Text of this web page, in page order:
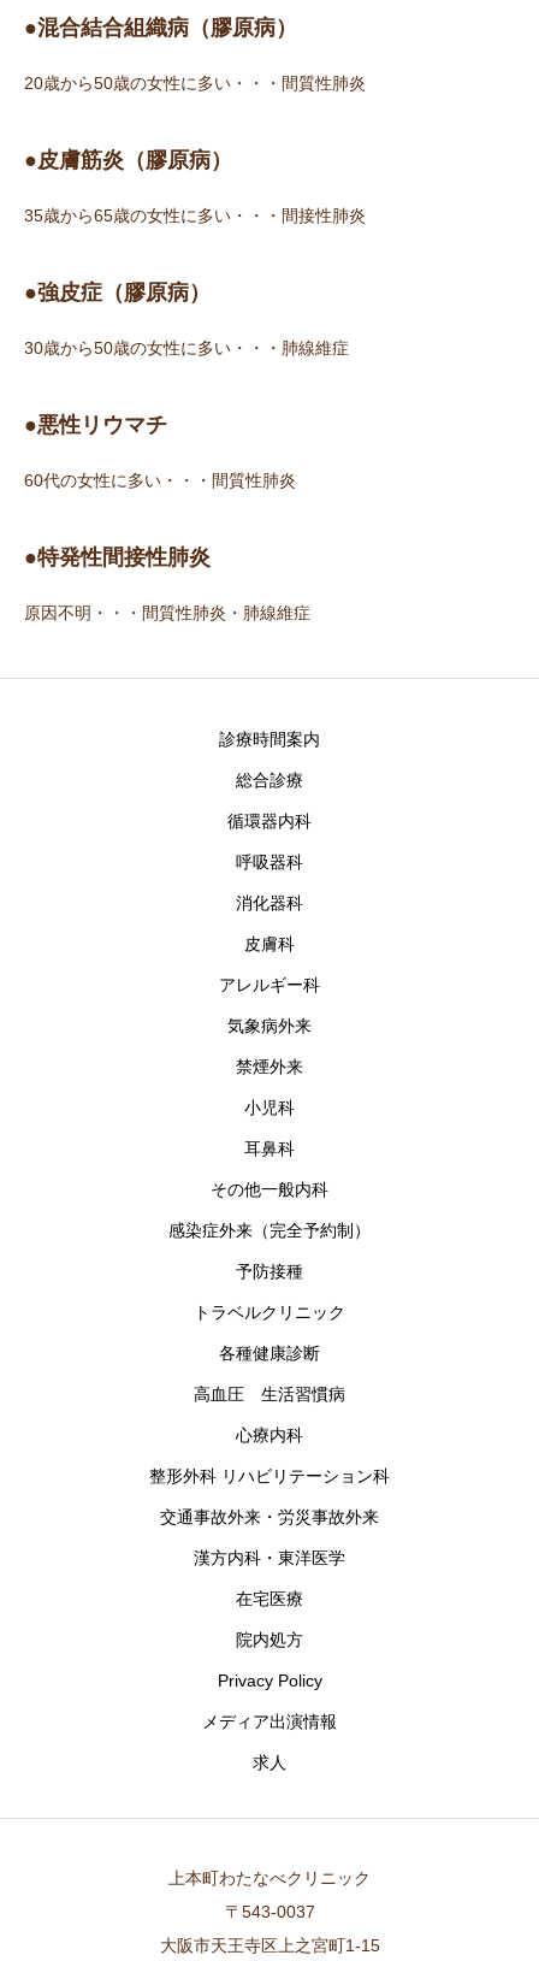
●混合結合組織病（膠原病）
20歳から50歳の女性に多い・・・間質性肺炎
●皮膚筋炎（膠原病）
35歳から65歳の女性に多い・・・間接性肺炎
●強皮症（膠原病）
30歳から50歳の女性に多い・・・肺線維症
●悪性リウマチ
60代の女性に多い・・・間質性肺炎
●特発性間接性肺炎
原因不明・・・間質性肺炎・肺線維症
診療時間案内
総合診療
循環器内科
呼吸器科
消化器科
皮膚科
アレルギー科
気象病外来
禁煙外来
小児科
耳鼻科
その他一般内科
感染症外来（完全予約制）
予防接種
トラベルクリニック
各種健康診断
高血圧 生活習慣病
心療内科
整形外科 リハビリテーション科
交通事故外来・労災事故外来
漢方内科・東洋医学
在宅医療
院内処方
Privacy Policy
メディア出演情報
求人
上本町わたなべクリニック
〒543-0037
大阪市天王寺区上之宮町1-15